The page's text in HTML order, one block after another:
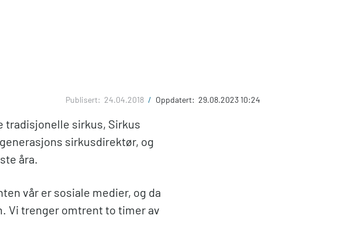
Publisert: 24.04.2018 / Oppdatert: 29.08.2023 10:24
tradisjonelle sirkus, Sirkus
sirkusdirektør, og
åra.
vår er sosiale medier, og da
Vi trenger omtrent to timer av